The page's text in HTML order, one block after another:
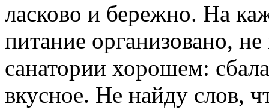
ласково и бережно. На
питание организовано,
санатории хорошем:
вкусное. Не найду слов,